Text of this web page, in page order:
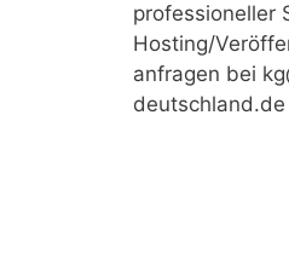
professioneller
Hosting/
anfragen bei
deutschland.de